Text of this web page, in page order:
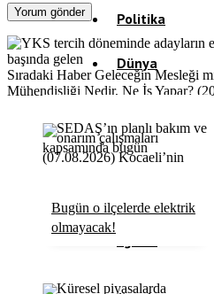
Politika
Dünya
Magazin
Teknoloji
Sıradaki Haber Geleceğin Mesleği
Mühendisliği Nedir, Ne İş Yapar?
Bugün o ilçelerde elektrik
olmayacak!